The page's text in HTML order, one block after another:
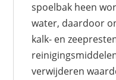
spoelbak heen
water, daardoor
kalk- en
verwijderen